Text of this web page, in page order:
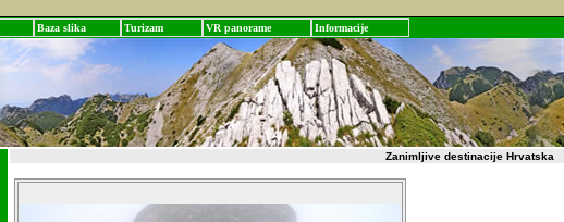
Baza slika Turizam VR panorame Informacije
Zanimljive destinacije Hrvatska